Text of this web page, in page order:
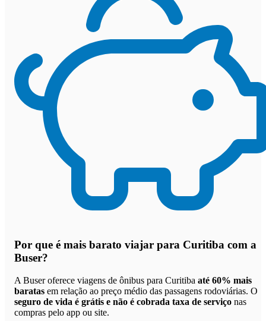
Por que é mais barato viajar para Curitiba com a
Buser?
A Buser oferece viagens de ônibus para Curitiba até 60% mais
baratas em relação ao preço médio das passagens rodoviárias. O
seguro de vida é grátis e não é cobrada taxa de serviço nas
compras pelo app ou site.